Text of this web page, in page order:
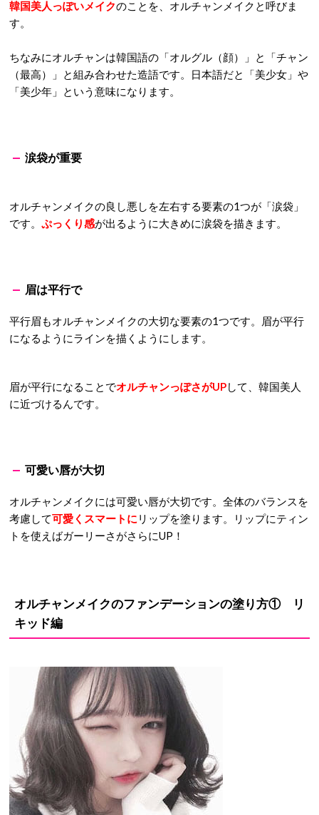
韓国美人っぽいメイクのことを、オルチャンメイクと呼びま
す。
ちなみにオルチャンは韓国語の「オルグル（顔）」と「チャン
（最高）」と組み合わせた造語です。日本語だと「美少女」や
「美少年」という意味になります。
涙袋が重要
オルチャンメイクの良し悪しを左右する要素の1つが「涙袋」
です。 ぷっくり感が出るように大きめに涙袋を描きます。
眉は平行で
平行眉もオルチャンメイクの大切な要素の1つです。眉が平行
になるようにラインを描くようにします。
眉が平行になることでオルチャンっぽさがUPして、韓国美人
に近づけるんです。
可愛い唇が大切
オルチャンメイクには可愛い唇が大切です。全体のバランスを
考慮して可愛くスマートに リップを塗ります。リップにティン
トを使えばガーリーさがさらにUP！
オルチャンメイクのファンデーションの塗り方① リ
キッド編